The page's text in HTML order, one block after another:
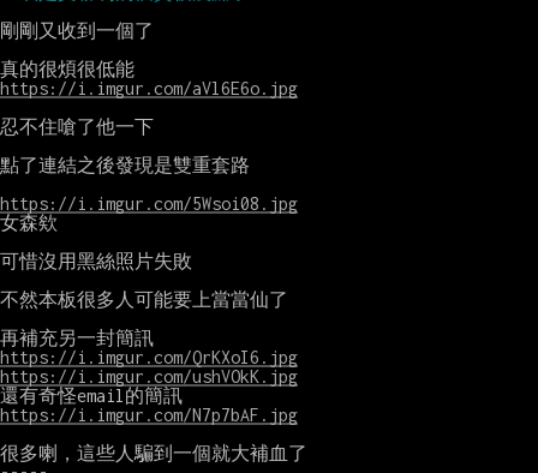
剛剛又收到一個了
https://i.imgur.com/aVl6E6o.jpg
忍不住嗆了他一下
點了連結之後發現是雙重套路
https://i.imgur.com/5Wsoi08.jpg
女森欸
可惜沒用黑絲照片失敗
不然本板很多人可能要上當當仙了
https://i.imgur.com/QrKXoI6.jpg
https://i.imgur.com/ushVOkK.jpg
https://i.imgur.com/N7p7bAF.jpg
很多喇，這些人騙到一個就大補血了